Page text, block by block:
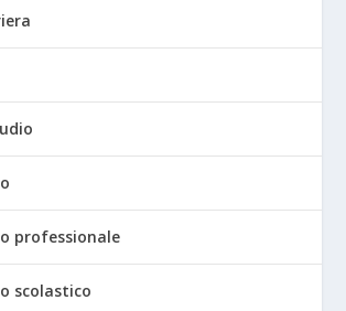
professionale
scolastico